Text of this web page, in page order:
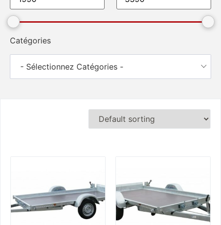
Catégories
- Sélectionnez Catégories -